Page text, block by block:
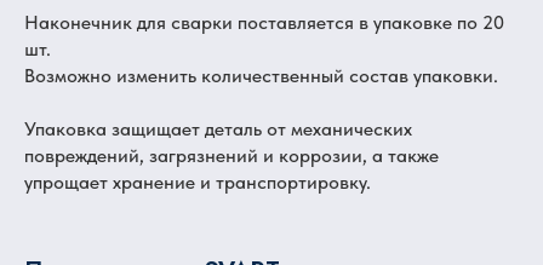
Наконечник для сварки поставляется в упаковке по 20
шт.
Возможно изменить количественный состав упаковки.
Упаковка защищает деталь от механических
повреждений, загрязнений и коррозии, а также
упрощает хранение и транспортировку.